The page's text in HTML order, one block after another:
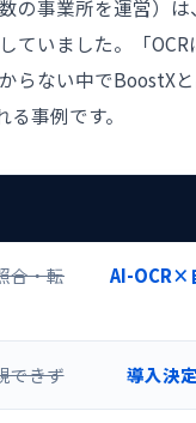
数の事業所を運営）
いました。「
らない中でBoostX
事例です。
合・転
AI-OCR×
できず 導入決